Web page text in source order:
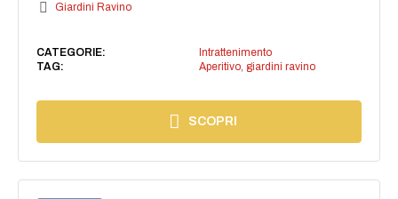
Giardini Ravino
CATEGORIE:
Intrattenimento
TAG:
Aperitivo, giardini ravino
SCOPRI